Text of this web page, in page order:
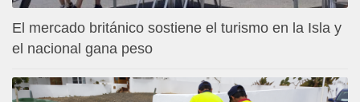
El mercado británico sostiene el turismo en la Isla y
el nacional gana peso